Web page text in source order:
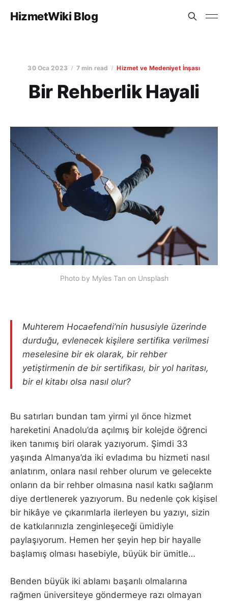
HizmetWiki Blog
30 Oca 2023 7 min read Hizmet ve Medeniyet İnşası
Bir Rehberlik Hayali
Photo by Myles Tan on Unsplash
Muhterem Hocaefendi’nin hususiyle üzerinde
durduğu, evlenecek kişilere sertifika verilmesi
meselesine bir ek olarak, bir rehber
yetiştirmenin de bir sertifikası, bir yol haritası,
bir el kitabı olsa nasıl olur?
Bu satırları bundan tam yirmi yıl önce hizmet
hareketini Anadolu’da açılmış bir kolejde öğrenci
iken tanımış biri olarak yazıyorum. Şimdi 33
yaşında Almanya’da iki evladıma bu hizmeti nasıl
anlatırım, onlara nasıl rehber olurum ve gelecekte
onların da bir rehber olmasına nasıl katkı sağlarım
diye dertlenerek yazıyorum. Bu nedenle çok kişisel
bir hikâye ve çıkarımlarla ilerleyen bu yazıyı, sizin
de katkılarınızla zenginleşeceği ümidiyle
paylaşıyorum. Hemen her şeyin hep bir hayalle
başlamış olması hasebiyle, büyük bir ümitle…
Benden büyük iki ablamı başarılı olmalarına
rağmen üniversiteye göndermeye razı olmayan